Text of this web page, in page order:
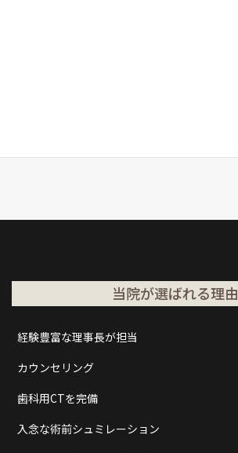
当院が選ばれる理由
経験豊富な理事長が担当
カウンセリング
歯科用CTを完備
入念な術前シュミレーション